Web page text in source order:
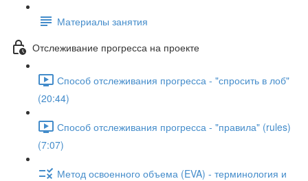
Материалы занятия
Отслеживание прогресса на проекте
Способ отслеживания прогресса - "спросить в лоб"
(20:44)
Способ отслеживания прогресса - "правила" (rules)
(7:07)
Метод освоенного объема (EVA) - терминология и